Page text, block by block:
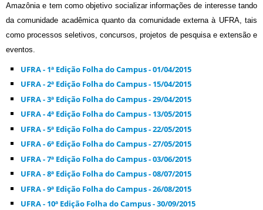
Amazônia e tem como objetivo socializar informações de interesse tando
da comunidade acadêmica quanto da comunidade externa à UFRA, tais
como processos seletivos, concursos, projetos de pesquisa e extensão e
eventos.
UFRA - 1ª Edição Folha do Campus - 01/04/2015
UFRA - 2ª Edição Folha do Campus - 15/04/2015
UFRA - 3ª Edição Folha do Campus - 29/04/2015
UFRA - 4ª Edição Folha do Campus - 13/05/2015
UFRA - 5ª Edição Folha do Campus - 22/05/2015
UFRA - 6ª Edição Folha do Campus - 27/05/2015
UFRA - 7ª Edição Folha do Campus - 03/06/2015
UFRA - 8ª Edição Folha do Campus - 08/07/2015
UFRA - 9ª Edição Folha do Campus - 26/08/2015
UFRA - 10ª Edição Folha do Campus - 30/09/2015